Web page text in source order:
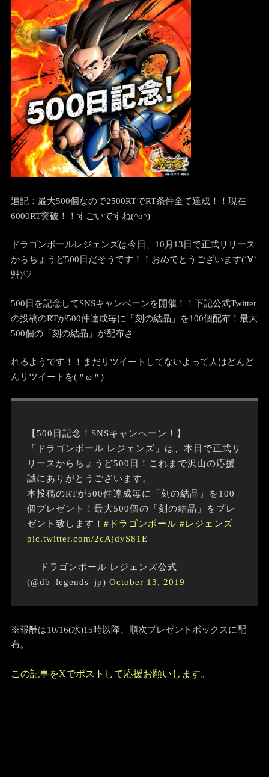
追記：最大500個なので2500RTでRT条件全て達成！！現在
6000RT突破！！すごいですね(^o^)
ドラゴンボールレジェンズは今日、10月13日で正式リリース
からちょうど500日だそうです！！おめでとうございます(´∀`
艸)♡
500日を記念してSNSキャンペーンを開催！！下記公式Twitter
の投稿のRTが500件達成毎に「刻の結晶」を100個配布！最大
500個の「刻の結晶」が配布さ
れるようです！！まだリツイートしてないよって人はどんど
んリツイートを(〃ω〃)
【500日記念！SNSキャンペーン！】
「ドラゴンボール レジェンズ」は、本日で正式リ
リースからちょうど500日！これまで沢山の応援
誠にありがとうございます。
本投稿のRTが500件達成毎に「刻の結晶」を100
個プレゼント！最大500個の「刻の結晶」をプレ
ゼント致します！ #ドラゴンボール #レジェンズ
pic.twitter.com/2cAjdyS81E
— ドラゴンボール レジェンズ公式
(@db_legends_jp) October 13, 2019
※報酬は10/16(水)15時以降、順次プレゼントボックスに配
布。
この記事をXでポストして応援お願いします。